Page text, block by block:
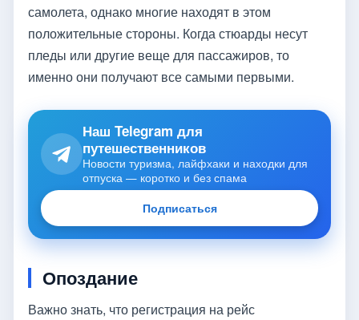
самолета, однако многие находят в этом
положительные стороны. Когда стюарды несут
пледы или другие веще для пассажиров, то
именно они получают все самыми первыми.
Наш Telegram для
путешественников
Новости туризма, лайфхаки и находки для
отпуска — коротко и без спама
Подписаться
Опоздание
Важно знать, что регистрация на рейс